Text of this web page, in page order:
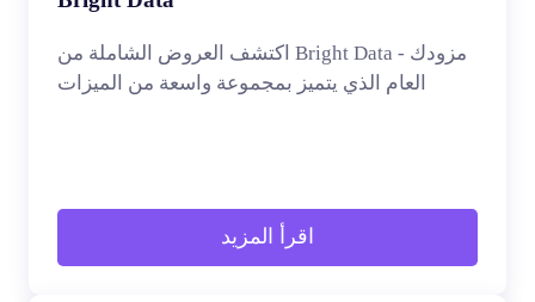
اكتشف العروض الشاملة من Bright Data - مزودك
العام الذي يتميز بمجموعة واسعة من الميزات
اقرأ المزيد